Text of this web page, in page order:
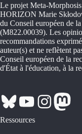
Le projet Meta-
HORIZON Marie
du Conseil européen de
(M822.00039). Les
recommandations
auteur(s) et ne reflètent
Conseil européen de la
d'État à l'éducation, à la
Bluesky
YouTube
Ressources